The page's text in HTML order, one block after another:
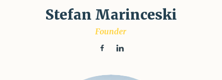
Stefan Marinceski
Founder